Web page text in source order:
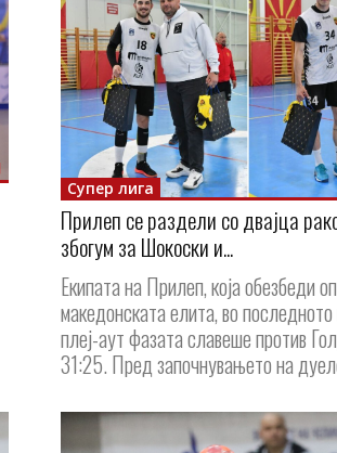
Супер лига
Прилеп се раздели со двајца
збогум за Шокоски и...
Екипата на Прилеп, која обезбеди
македонската елита, во
плеј-аут фазата славеше против
31:25. Пред започнувањето на